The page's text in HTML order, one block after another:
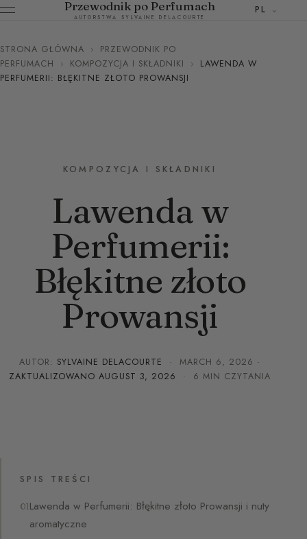
Przewodnik po Perfumach
AUTORSTWA SYLVAINE DELACOURTE
PL
STRONA GŁÓWNA ›
PRZEWODNIK PO
PERFUMACH
› KOMPOZYCJA I SKŁADNIKI ›
LAWENDA W
PERFUMERII: BŁĘKITNE ZŁOTO PROWANSJI
KOMPOZYCJA I SKŁADNIKI
Lawenda w
Perfumerii:
Błękitne złoto
Prowansji
AUTOR: SYLVAINE DELACOURTE ·MARCH 6, 2026 ·
ZAKTUALIZOWANO AUGUST 3, 2026 · 6 MIN CZYTANIA
SPIS TREŚCI
Lawenda w Perfumerii: Błękitne złoto Prowansji i nuty
aromatyczne